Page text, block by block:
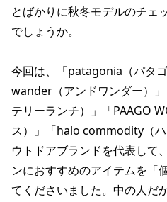
とばかりに秋冬モデルのチェ
でしょうか。
今回は、「patagonia（パタ
wander（アンドワンダー）」
テリーランチ）」「PAAGO
ス）」「halo commodity（
ウトドアブランドを代表して
ンにおすすめのアイテムを「
てくださいました。中の人だ